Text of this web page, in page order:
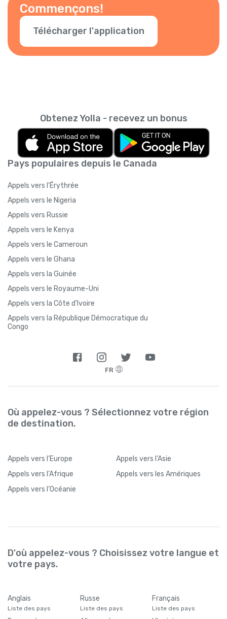
Commençons!
Télécharger l'application
Pays populaires depuis le Canada
Appels vers l'Érythrée
Appels vers le Nigeria
Appels vers Russie
Appels vers le Kenya
Appels vers le Cameroun
Appels vers le Ghana
Appels vers la Guinée
Appels vers le Royaume-Uni
Appels vers la Côte d'Ivoire
Appels vers la République Démocratique du
Congo
Obtenez Yolla - recevez un bonus
FR
Où appelez-vous ? Sélectionnez votre région
de destination.
Appels vers l’Europe Appels vers l’Asie
Appels vers l’Afrique Appels vers les Amériques
Appels vers l’Océanie
D'où appelez-vous ? Choisissez votre langue et
votre pays.
Anglais
Liste des pays
Russe
Liste des pays
Français
Liste des pays